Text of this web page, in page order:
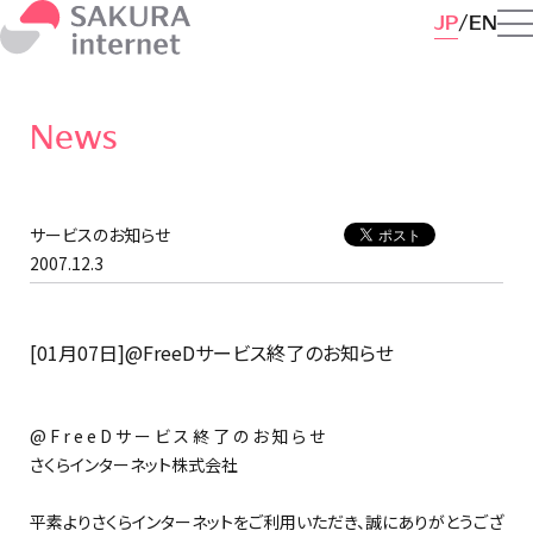
JP EN
News
サービスのお知らせ
2007.12.3
[01月07日]@FreeDサービス終了のお知らせ
@ F r e e D サ ー ビ ス 終 了 の お 知 ら せ
さくらインターネット株式会社
平素よりさくらインターネットをご利用いただき、誠にありがとうござ